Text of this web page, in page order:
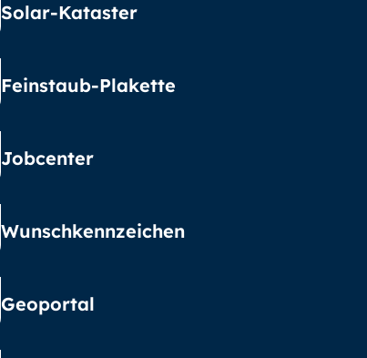
Solar-Kataster
Feinstaub-Plakette
Jobcenter
Wunschkennzeichen
Geoportal